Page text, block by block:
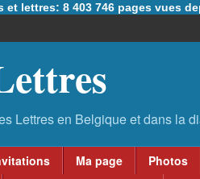
lettres: 8 403 746 pages vues
Ma page Photos